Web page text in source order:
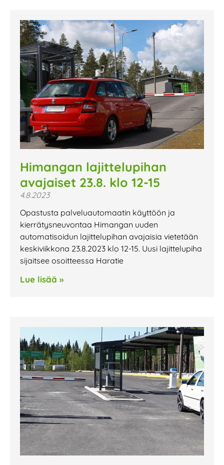
Himangan lajittelupihan
avajaiset 23.8. klo 12-15
4.8.2023
Opastusta palveluautomaatin käyttöön ja
kierrätysneuvontaa Himangan uuden
automatisoidun lajittelupihan avajaisia vietetään
keskiviikkona 23.8.2023 klo 12-15. Uusi lajittelupiha
sijaitsee osoitteessa Haratie
Lue lisää »